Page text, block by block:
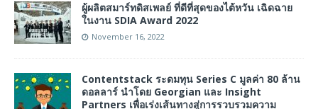
ผู้ผลิตสมาร์ทดิสเพลย์ ที่ดีที่สุดของไต้หวัน เฉิดฉาย
ในงาน SDIA Award 2022
November 16, 2022
Contentstack ระดมทุน Series C มูลค่า 80 ล้าน
ดอลลาร์ นำโดย Georgian และ Insight
Partners เพื่อเร่งเส้นทางสู่การรวบรวมความ